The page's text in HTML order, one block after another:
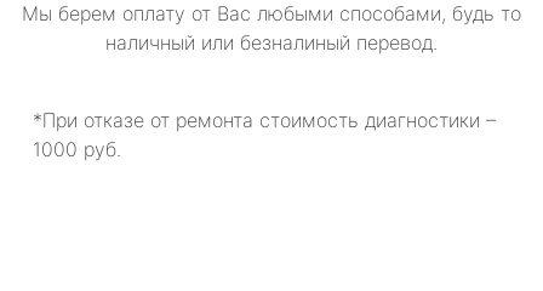
Мы берем оплату от Вас любыми способами, будь то
наличный или безналиный перевод.
*При отказе от ремонта стоимость диагностики –
1000 руб.